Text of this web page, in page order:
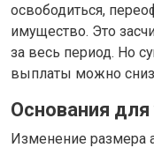
освободиться,
имущество. Это
за весь период. Но
выплаты можно
Основания
Изменение размера